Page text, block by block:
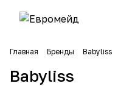
Главная Бренды Babyliss
Babyliss